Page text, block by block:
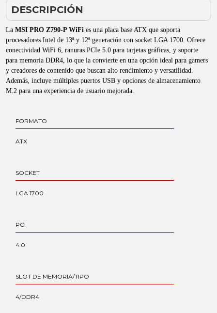
DESCRIPCIÓN
La MSI PRO Z790-P WiFi es una placa base ATX que soporta
procesadores Intel de 13ª y 12ª generación con socket LGA 1700. Ofrece
conectividad WiFi 6, ranuras PCIe 5.0 para tarjetas gráficas, y soporte
para memoria DDR4, lo que la convierte en una opción ideal para gamers
y creadores de contenido que buscan alto rendimiento y versatilidad.
Además, incluye múltiples puertos USB y opciones de almacenamiento
M.2 para una experiencia de usuario mejorada.
FORMATO
ATX
SOCKET
LGA 1700
PCI
4.0
SLOT DE MEMORIA/TIPO
4/DDR4